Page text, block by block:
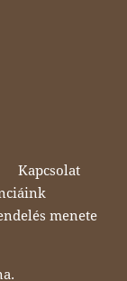
Kapcsolat
menete